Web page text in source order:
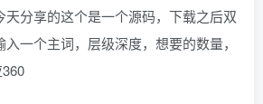
天分享的这个是一个源码，下载之后双
一个主词，层级深度，想要的数量，